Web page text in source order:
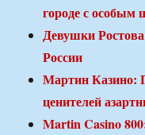
городе с
Девушки
России
Мартин Казино:
ценителей
Martin Casino